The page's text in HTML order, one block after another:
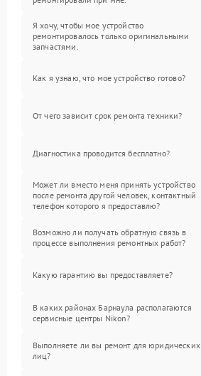
Я хочу, чтобы мое устройство
ремонтировалось только оригинальными
запчастями.
Как я узнаю, что мое устройство готово?
От чего зависит срок ремонта техники?
Диагностика проводится бесплатно?
Может ли вместо меня принять устройство
после ремонта другой человек, контактный
телефон которого я предоставлю?
Возможно ли получать обратную связь в
процессе выполнения ремонтных работ?
Какую гарантию вы предоставляете?
В каких районах Барнаула располагаются
сервисные центры Nikon?
Выполняете ли вы ремонт для юридических
лиц?